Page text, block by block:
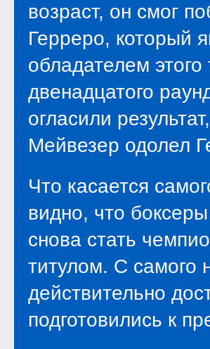
возраст, он смог
Герреро, который
обладателем
двенадцатого
огласили
Мейвезер одолел
Что касается
видно, что
снова стать
титулом. С самого
действительно
подготовились к